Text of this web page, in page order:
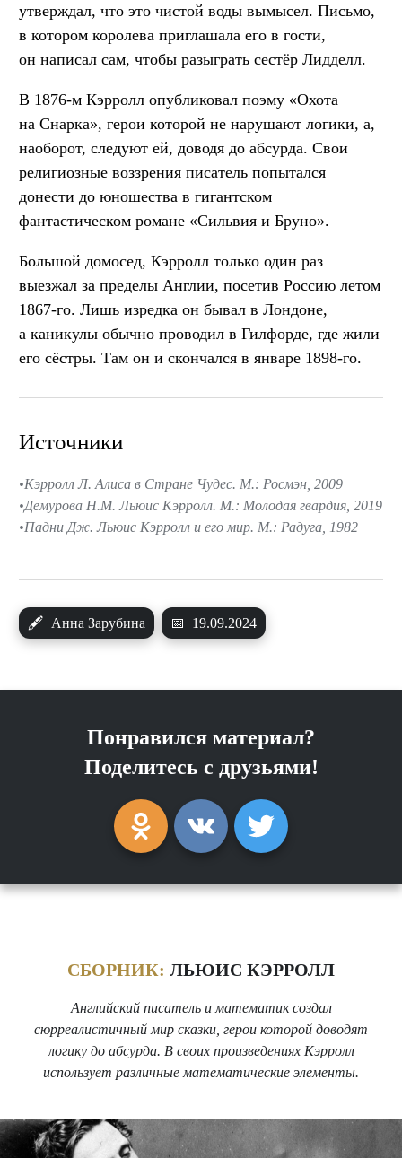
утверждал, что это чистой воды вымысел. Письмо,
в котором королева приглашала его в гости,
он написал сам, чтобы разыграть сестёр Лидделл.
В 1876-м Кэрролл опубликовал поэму «Охота
на Снарка», герои которой не нарушают логики, а,
наоборот, следуют ей, доводя до абсурда. Свои
религиозные воззрения писатель попытался
донести до юношества в гигантском
фантастическом романе «Сильвия и Бруно».
Большой домосед, Кэрролл только один раз
выезжал за пределы Англии, посетив Россию летом
1867-го. Лишь изредка он бывал в Лондоне,
а каникулы обычно проводил в Гилфорде, где жили
его сёстры. Там он и скончался в январе 1898-го.
🖋 Анна Зарубина 📅 19.09.2024
Источники
Кэрролл Л. Алиса в Стране Чудес. М.: Росмэн, 2009
Демурова Н.М. Льюис Кэрролл. М.: Молодая гвардия, 2019
Падни Дж. Льюис Кэрролл и его мир. М.: Радуга, 1982
Понравился материал?
Поделитесь с друзьями!
СБОРНИК: ЛЬЮИС КЭРРОЛЛ
Английский писатель и математик создал
сюрреалистичный мир сказки, герои которой доводят
логику до абсурда. В своих произведениях Кэрролл
использует различные математические элементы.